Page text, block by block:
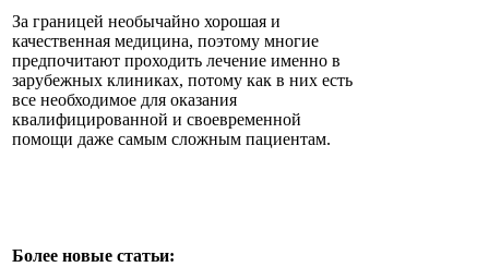
За границей необычайно хорошая и
качественная медицина, поэтому многие
предпочитают проходить лечение именно в
зарубежных клиниках, потому как в них есть
все необходимое для оказания
квалифицированной и своевременной
помощи даже самым сложным пациентам.
Более новые статьи: